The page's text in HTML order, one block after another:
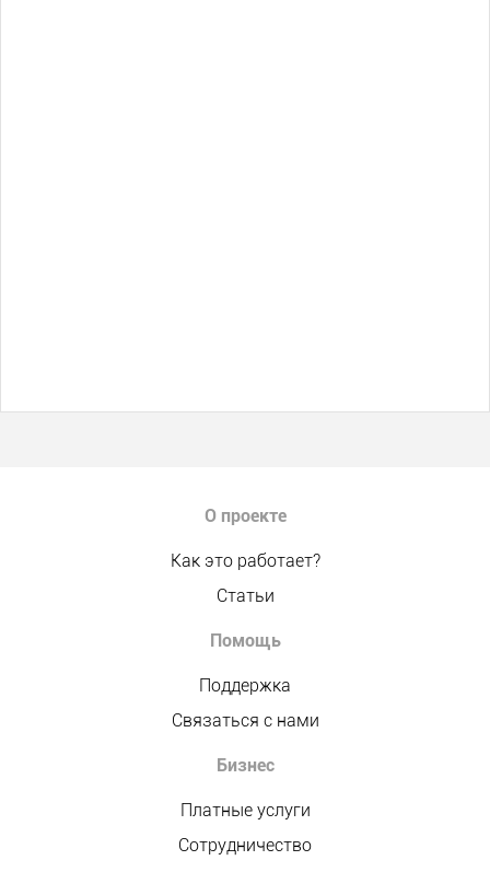
О проекте
Как это работает?
Статьи
Помощь
Поддержка
Связаться с нами
Бизнес
Платные услуги
Сотрудничество